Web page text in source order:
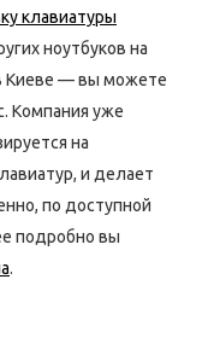
клавиатуры
ноутбуков на
Киеве — вы можете
Компания уже
на
и делает
по доступной
подробно вы
.